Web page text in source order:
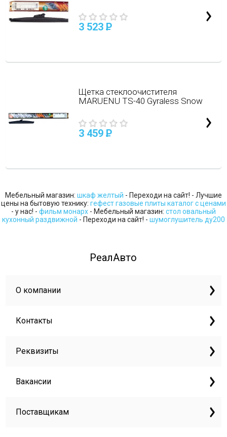
3 523 P
Щетка стеклоочистителя
MARUENU TS-40 Gyraless Snow
3 459 P
Мебельный магазин: шкаф желтый - Переходи на сайт! - Лучшие
цены на бытовую технику: гефест газовые плиты каталог с ценами
- у нас! - фильм монарх - Мебельный магазин: стол овальный
кухонный раздвижной - Переходи на сайт! - шумоглушитель ду200
РеалАвто
О компании
Контакты
Реквизиты
Вакансии
Поставщикам